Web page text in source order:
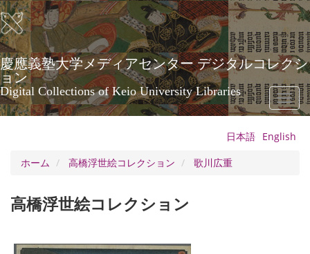
メ
イ
ン
コ
ン
テ
ン
ツ
に
慶應義塾大学メディアセンター デジタルコレクシ
ョン
Digital Collections of Keio University Libraries
Toggle
日本語 English
ホーム
高橋浮世絵コレクション 歌川広重
高橋浮世絵コレクション